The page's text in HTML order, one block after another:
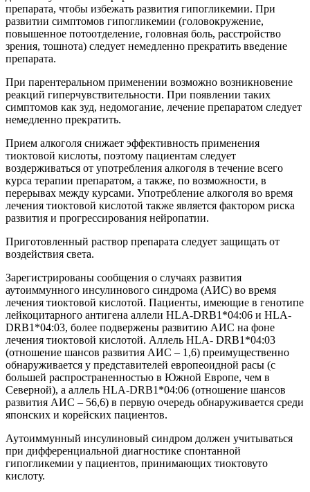
препарата, чтобы избежать развития гипогликемии. При
развитии симптомов гипогликемии (головокружение,
повышенное потоотделение, головная боль, расстройство
зрения, тошнота) следует немедленно прекратить введение
препарата.
При парентеральном применении возможно возникновение
реакций гиперчувствительности. При появлении таких
симптомов как зуд, недомогание, лечение препаратом следует
немедленно прекратить.
Прием алкоголя снижает эффективность применения
тиоктовой кислоты, поэтому пациентам следует
воздерживаться от употребления алкоголя в течение всего
курса терапии препаратом, а также, по возможности, в
перерывах между курсами. Употребление алкоголя во время
лечения тиоктовой кислотой также является фактором риска
развития и прогрессирования нейропатии.
Приготовленный раствор препарата следует защищать от
воздействия света.
Зарегистрированы сообщения о случаях развития
аутоиммунного инсулинового синдрома (АИС) во время
лечения тиоктовой кислотой. Пациенты, имеющие в генотипе
лейкоцитарного антигена аллели HLA-DRB1*04:06 и HLA-
DRB1*04:03, более подвержены развитию АИС на фоне
лечения тиоктовой кислотой. Аллель HLA- DRB1*04:03
(отношение шансов развития АИС – 1,6) преимущественно
обнаруживается у представителей европеоидной расы (с
большей распространенностью в Южной Европе, чем в
Северной), а аллель HLA-DRB1*04:06 (отношение шансов
развития АИС – 56,6) в первую очередь обнаруживается среди
японских и корейских пациентов.
Аутоиммунный инсулиновый синдром должен учитываться
при дифференциальной диагностике спонтанной
гипогликемии у пациентов, принимающих тиоктовуто
кислоту.